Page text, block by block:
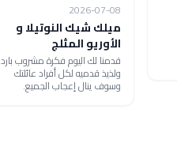
2026-07-08
ميلك شيك النوتيلا و
الأوريو المثلج
قدمنا لك اليوم فكرة مشروب بارد
ولذيذ قدميه لكل أفراد عائلتك
وسوف ينال إعجاب الجميع.